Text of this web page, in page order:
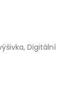
Digitální